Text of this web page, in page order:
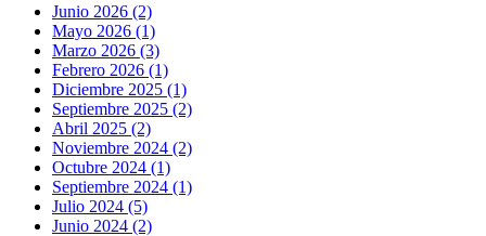
Junio 2026 (2)
Mayo 2026 (1)
Marzo 2026 (3)
Febrero 2026 (1)
Diciembre 2025 (1)
Septiembre 2025 (2)
Abril 2025 (2)
Noviembre 2024 (2)
Octubre 2024 (1)
Septiembre 2024 (1)
Julio 2024 (5)
Junio 2024 (2)